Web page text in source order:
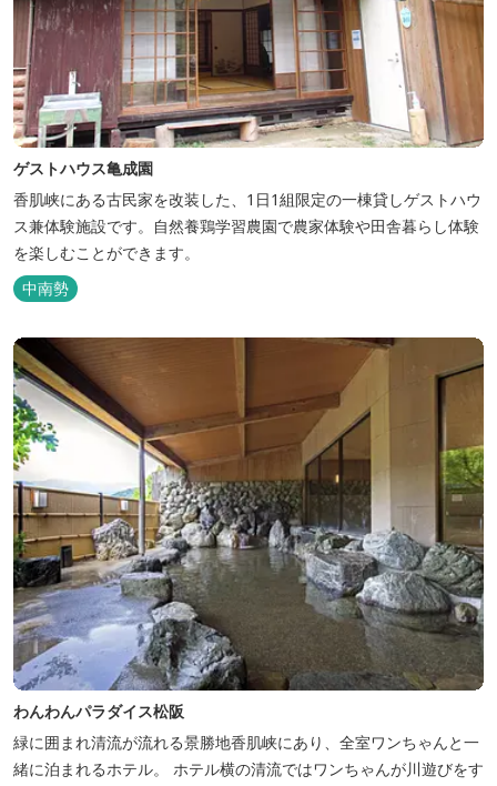
ゲストハウス亀成園
香肌峡にある古民家を改装した、1日1組限定の一棟貸しゲストハウ
ス兼体験施設です。​自然養鶏学習農園で農家体験や田舎暮らし体験
を楽しむことができます。
中南勢
わんわんパラダイス松阪
緑に囲まれ清流が流れる景勝地香肌峡にあり、全室ワンちゃんと一
緒に泊まれるホテル。 ホテル横の清流ではワンちゃんが川遊びをす